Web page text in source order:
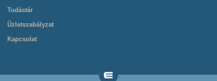
Tudástár
Üzletszabályzat
Kapcsolat